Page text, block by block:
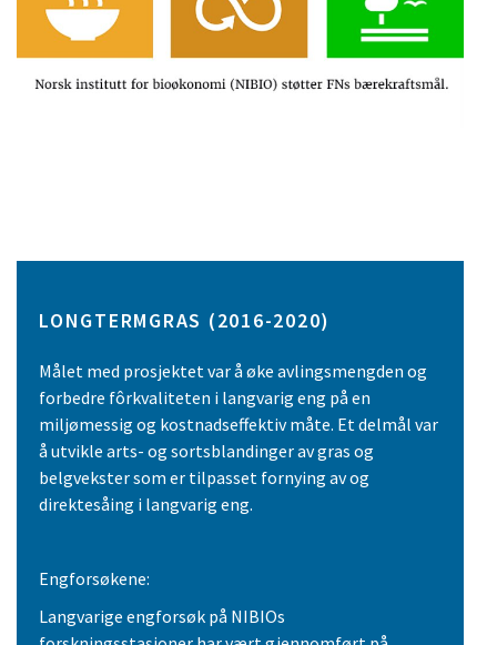
LONGTERMGRAS (2016-2020)
Målet med prosjektet var å øke avlingsmengden og
forbedre fôrkvaliteten i langvarig eng på en
miljømessig og kostnadseffektiv måte. Et delmål var
å utvikle arts- og sortsblandinger av gras og
belgvekster som er tilpasset fornying av og
direktesåing i langvarig eng.
Engforsøkene:
Langvarige engforsøk på NIBIOs